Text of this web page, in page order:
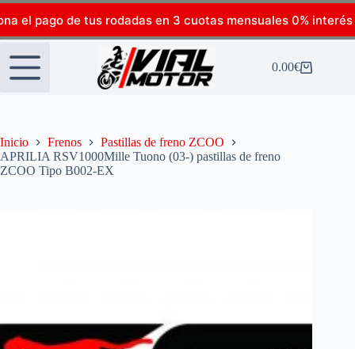
el pago de tus rodadas en 3 cuotas mensuales 0% interés
0.00€
Inicio Frenos
Pastillas de freno ZCOO
APRILIA RSV1000Mille Tuono (03-) pastillas de freno
ZCOO Tipo B002-EX